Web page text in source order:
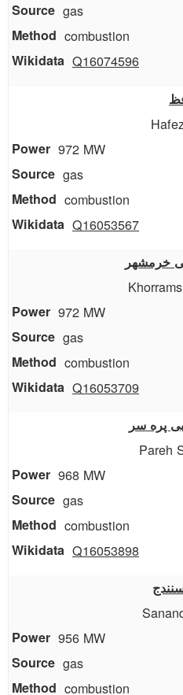
gas
combustion
Q16074596
972 MW
gas
combustion
Q16053567
خرمشهر
972 MW
gas
combustion
Q16053709
پره سر
Pareh
968 MW
gas
combustion
Q16053898
956 MW
gas
combustion